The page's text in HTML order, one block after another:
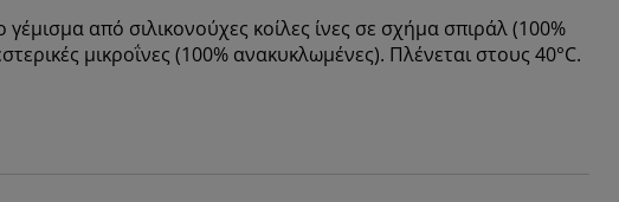
από σιλικονούχες κοίλες ίνες σε σχήμα σπιράλ (100%
μικροΐνες (100% ανακυκλωμένες). Πλένεται στους 40°C.